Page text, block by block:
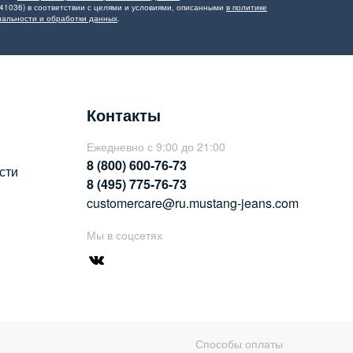
в соответствии с целями и условиями, описанными в политике
и обработки данных.
Контакты
Ежедневно с 9:00 до 21:00
8 (800) 600-76-73
8 (495) 775-76-73
customercare@ru.mustang-jeans.com
Мы в соцсетях
Способы оплаты